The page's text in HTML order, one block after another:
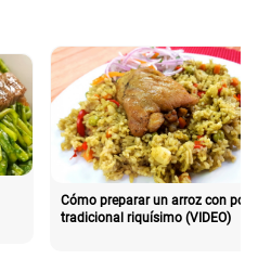
Cómo preparar un arroz con pollo
tradicional riquísimo (VIDEO)